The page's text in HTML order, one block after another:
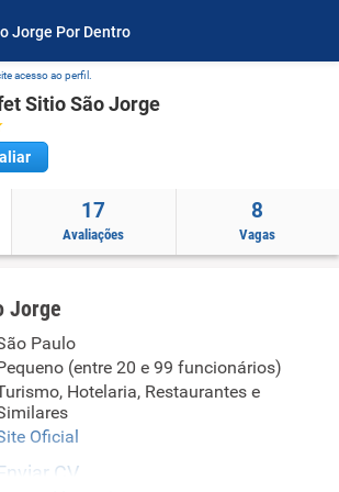
Jorge Por Dentro
acesso ao perfil.
Sitio São Jorge
17
Avaliações
8
Vagas
Jorge
Paulo
(entre 20 e 99 funcionários)
Hotelaria, Restaurantes e
Oficial
CV